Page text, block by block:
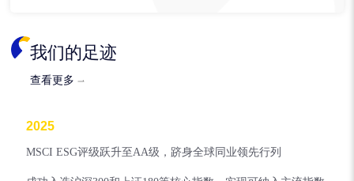
我们的足迹
查看更多
2025
MSCI ESG评级跃升至AA级，跻身全球同业领先行列